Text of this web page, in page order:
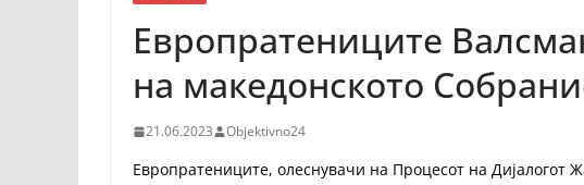
Европратениците
на македонското
21.06.2023 Objektivno24
Европратениците, олеснувачи на Процесот на